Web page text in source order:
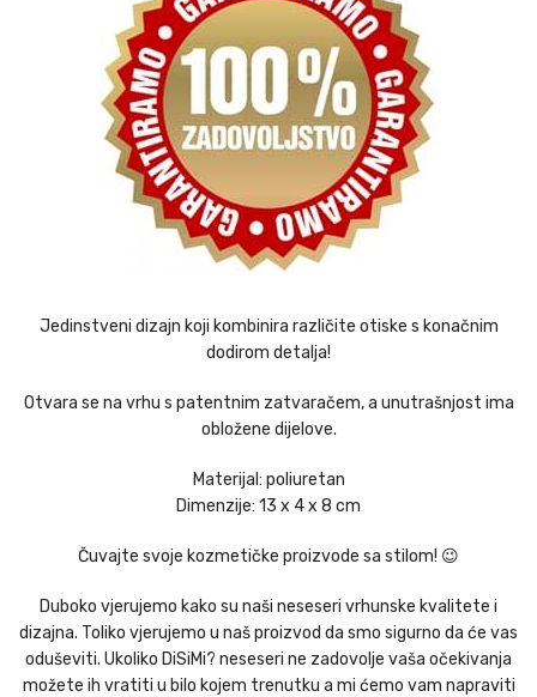
Jedinstveni dizajn koji kombinira različite otiske s konačnim
dodirom detalja!
Otvara se na vrhu s patentnim zatvaračem, a unutrašnjost ima
obložene dijelove.
Materijal: poliuretan
Dimenzije: 13 x 4 x 8 cm
Čuvajte svoje kozmetičke proizvode sa stilom! 😉
Duboko vjerujemo kako su naši neseseri vrhunske kvalitete i
dizajna. Toliko vjerujemo u naš proizvod da smo sigurno da će vas
oduševiti. Ukoliko DiSiMi? neseseri ne zadovolje vaša očekivanja
možete ih vratiti u bilo kojem trenutku a mi ćemo vam napraviti